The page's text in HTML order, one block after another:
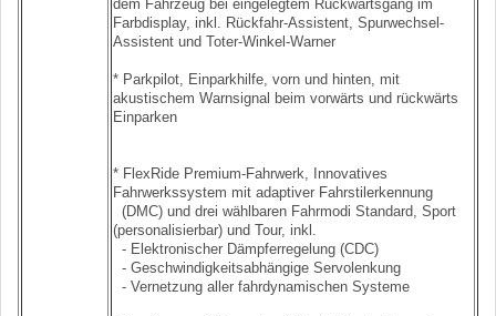
dem Fahrzeug bei eingelegtem Rückwärtsgang im
Farbdisplay, inkl. Rückfahr-Assistent, Spurwechsel-
Assistent und Toter-Winkel-Warner
* Parkpilot, Einparkhilfe, vorn und hinten, mit
akustischem Warnsignal beim vorwärts und rückwärts
Einparken
* FlexRide Premium-Fahrwerk, Innovatives
Fahrwerkssystem mit adaptiver Fahrstilerkennung
(DMC) und drei wählbaren Fahrmodi Standard, Sport
(personalisierbar) und Tour, inkl.
- Elektronischer Dämpferregelung (CDC)
- Geschwindigkeitsabhängige Servolenkung
- Vernetzung aller fahrdynamischen Systeme